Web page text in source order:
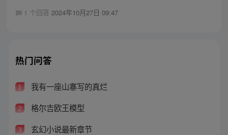
1 个回答 2024年10月27日 09:47
热门问答
1 我有一座山寨写的真烂
2 格尔吉欧王模型
3 玄幻小说最新章节